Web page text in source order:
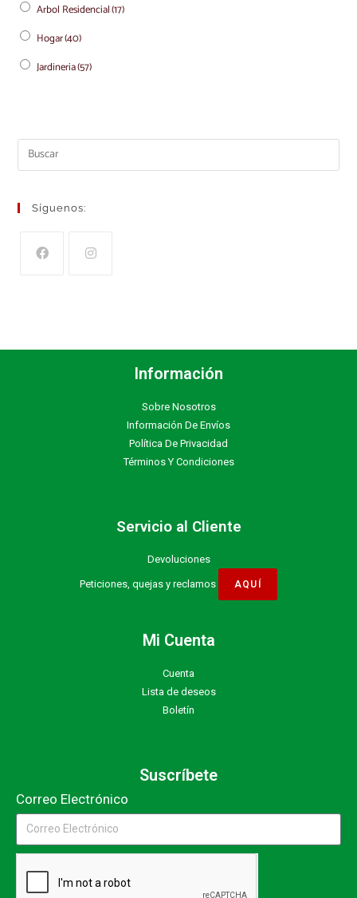
Arbol Residencial(17)
Hogar(40)
Jardineria(57)
Síguenos:
Información
Sobre Nosotros
Información De Envíos
Política De Privacidad
Términos Y Condiciones
Servicio al Cliente
Devoluciones
Peticiones, quejas y reclamos
Mi Cuenta
Cuenta
Lista de deseos
Boletín
Suscríbete
Correo Electrónico